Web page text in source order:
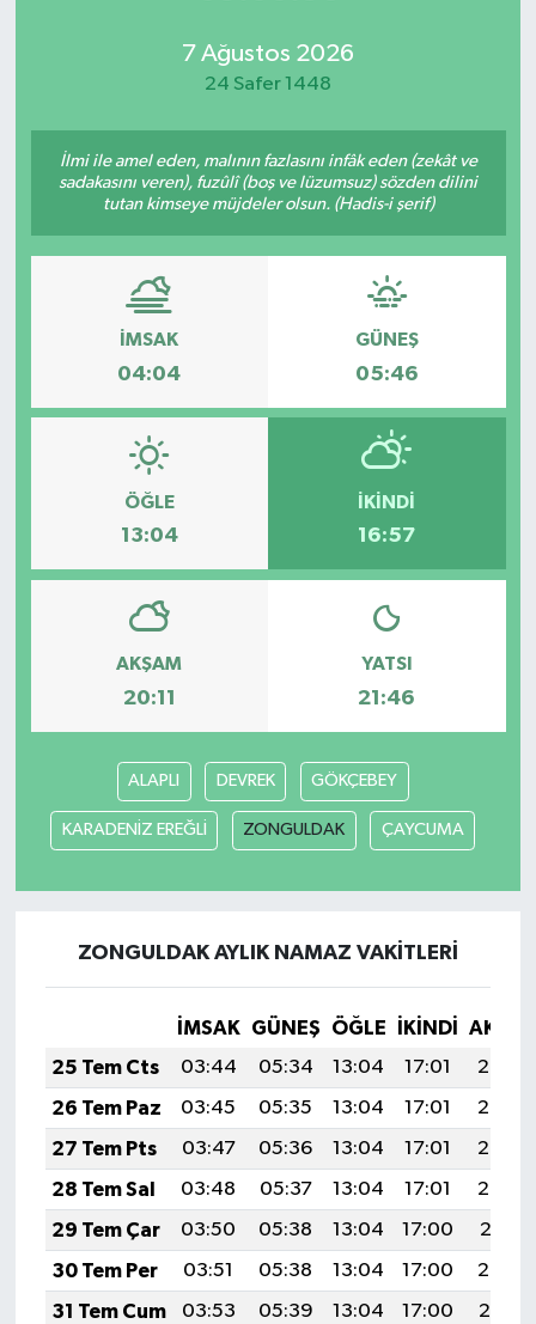
7 Ağustos 2026
24 Safer 1448
İlmi ile amel eden, malının fazlasını infâk eden (zekât ve
sadakasını veren), fuzûlî (boş ve lüzumsuz) sözden dilini
tutan kimseye müjdeler olsun. (Hadis-i şerif)
İMSAK
04:04
GÜNEŞ
05:46
ÖĞLE
13:04
İKINDI
16:57
AKŞAM
20:11
YATSI
21:46
ALAPLI DEVREK GÖKÇEBEY
KARADENİZ EREĞLİ ZONGULDAK ÇAYCUMA
ZONGULDAK AYLIK NAMAZ VAKITLERI
İMSAK GÜNEŞ ÖĞLE İKINDI
25 Tem Cts
03:44 05:34 13:04 17:01
20:25
26 Tem Paz
03:45 05:35 13:04 17:01
20:24
27 Tem Pts
03:47 05:36 13:04 17:01
20:23
28 Tem Sal
03:48 05:37 13:04 17:01
20:22
29 Tem Çar
03:50 05:38 13:04 17:00
20:21
30 Tem Per
03:51 05:38 13:04 17:00
20:20
31 Tem Cum
03:53 05:39 13:04 17:00
20:19
Yaşam